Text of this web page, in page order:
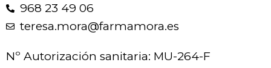
968 23 49 06
teresa.mora@farmamora.es
Nº Autorización sanitaria: MU-264-F